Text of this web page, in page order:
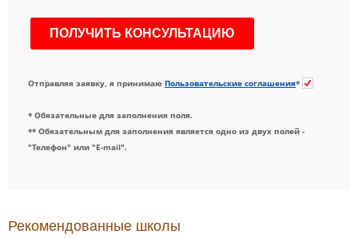
Отправляя заявку, я принимаю Пользовательские соглашения*
* Обязательные для заполнения поля.
** Обязательным для заполнения является одно из двух полей -
"Телефон" или "E-mail".
Рекомендованные школы